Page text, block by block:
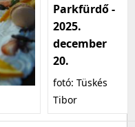
Parkfürdő -
2025.
december
20.
fotó: Tüskés
Tibor